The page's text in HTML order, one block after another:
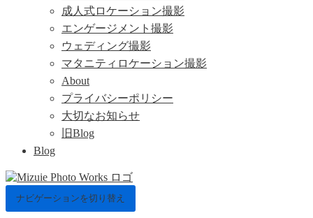
成人式ロケーション撮影
エンゲージメント撮影
ウェディング撮影
マタニティロケーション撮影
About
プライバシーポリシー
大切なお知らせ
旧Blog
Blog
ナビゲーションを切り替え